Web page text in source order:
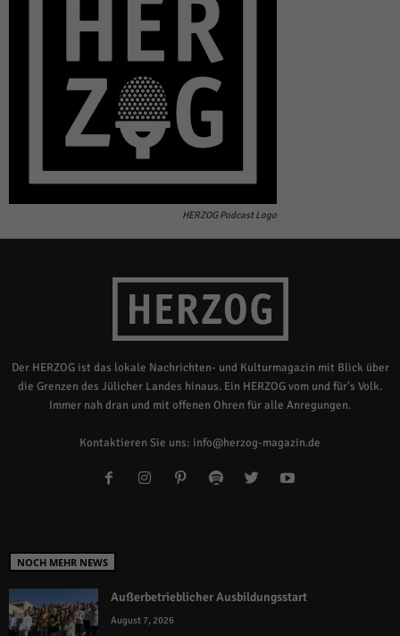
HERZOG Podcast Logo
Der HERZOG ist das lokale Nachrichten- und Kulturmagazin mit Blick über
die Grenzen des Jülicher Landes hinaus. Ein HERZOG vom und für's Volk.
Immer nah dran und mit offenen Ohren für alle Anregungen.
Kontaktieren Sie uns: info@herzog-magazin.de
NOCH MEHR NEWS
Außerbetrieblicher Ausbildungsstart
August 7, 2026